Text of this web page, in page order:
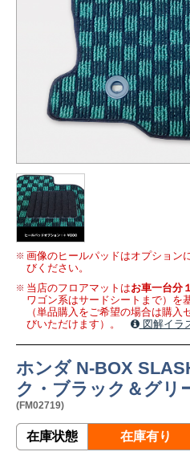
画像のヒールパッドはオプション
びください。
当店のフロアマットはお車一台分
ワゴン系はサードシートまで）を
（単品購入をご希望の場合は購
びいただけます）。
図解イラ
ホンダ N-BOX
ク・ブラック＆グリ
(FM02719)
在庫状態 在庫有り